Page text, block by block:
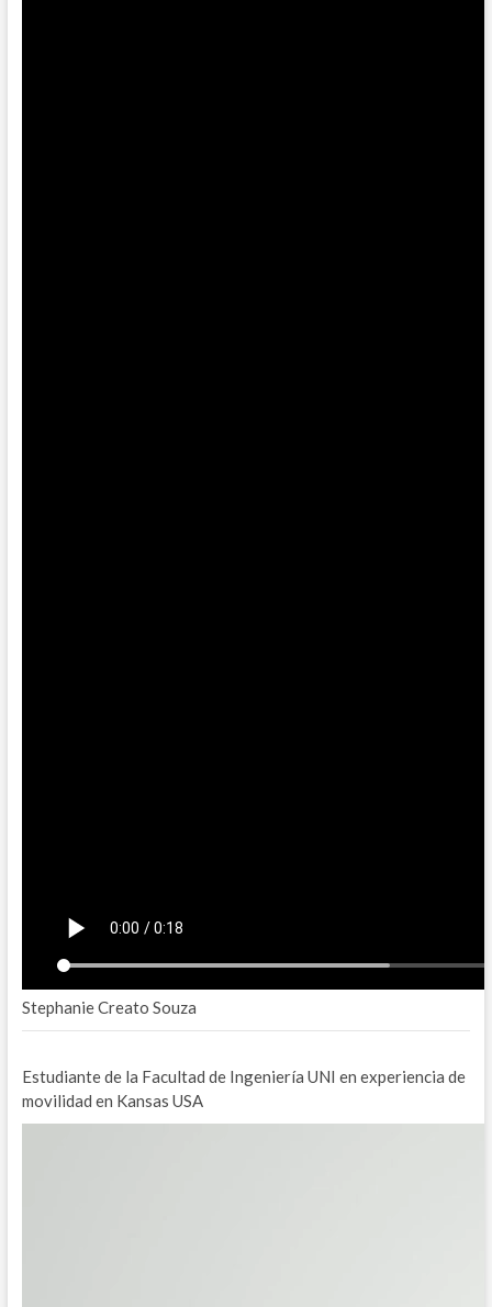
Stephanie Creato Souza
Estudiante de la Facultad de Ingeniería UNI en experiencia de
movilidad en Kansas USA